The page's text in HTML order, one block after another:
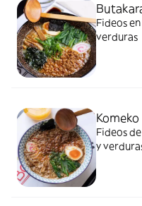
Fideos
verduras
Fideos
y